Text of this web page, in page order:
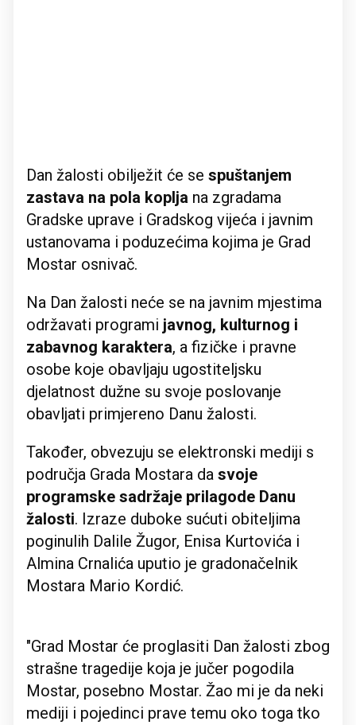
Dan žalosti obilježit će se spuštanjem
zastava na pola koplja na zgradama
Gradske uprave i Gradskog vijeća i javnim
ustanovama i poduzećima kojima je Grad
Mostar osnivač.
Na Dan žalosti neće se na javnim mjestima
održavati programi javnog, kulturnog i
zabavnog karaktera, a fizičke i pravne
osobe koje obavljaju ugostiteljsku
djelatnost dužne su svoje poslovanje
obavljati primjereno Danu žalosti.
Također, obvezuju se elektronski mediji s
područja Grada Mostara da svoje
programske sadržaje prilagode Danu
žalosti. Izraze duboke sućuti obiteljima
poginulih Dalile Žugor, Enisa Kurtovića i
Almina Crnalića uputio je gradonačelnik
Mostara Mario Kordić.
"Grad Mostar će proglasiti Dan žalosti zbog
strašne tragedije koja je jučer pogodila
Mostar, posebno Mostar. Žao mi je da neki
mediji i pojedinci prave temu oko toga tko